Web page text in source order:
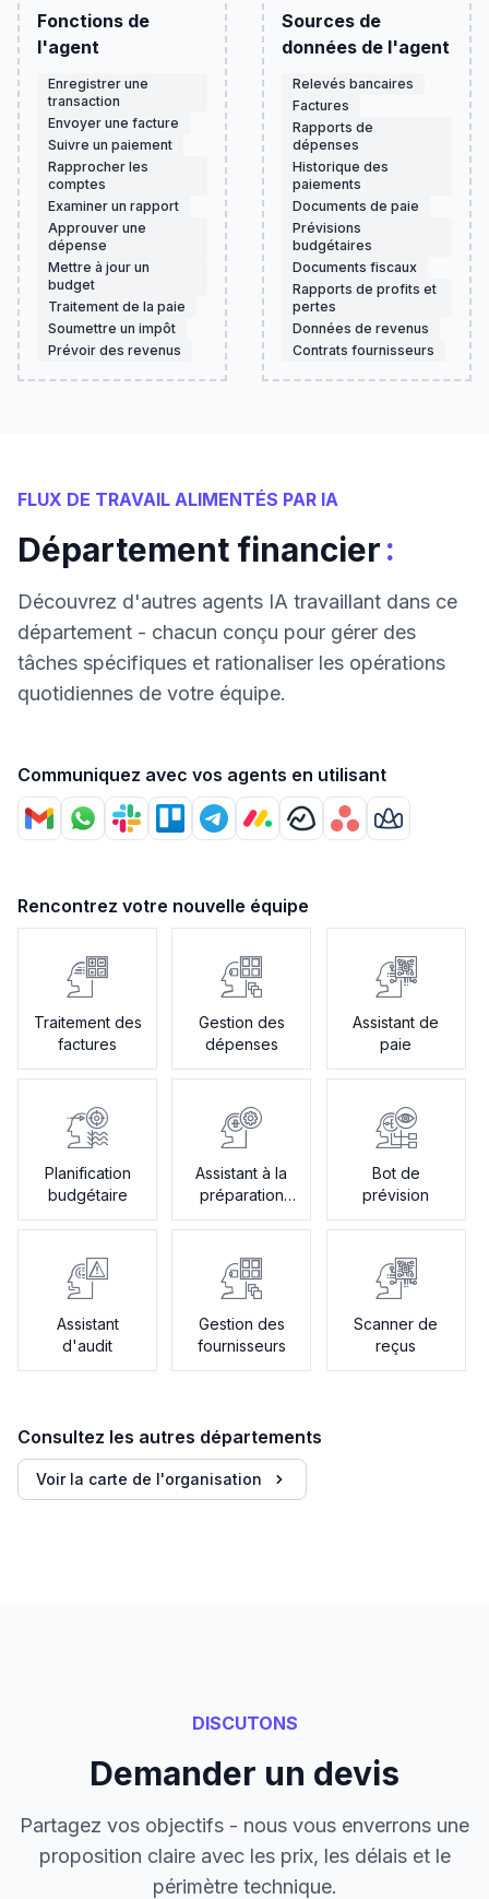
Fonctions de
l'agent
Enregistrer une
transaction
Envoyer une facture
Suivre un paiement
Rapprocher les
comptes
Examiner un rapport
Approuver une
dépense
Mettre à jour un
budget
Traitement de la paie
Soumettre un impôt
Prévoir des revenus
Sources de
données de l'agent
Relevés bancaires
Factures
Rapports de
dépenses
Historique des
paiements
Documents de paie
Prévisions
budgétaires
Documents fiscaux
Rapports de profits et
pertes
Données de revenus
Contrats fournisseurs
FLUX DE TRAVAIL ALIMENTÉS PAR IA
Département financier:
Découvrez d'autres agents IA travaillant dans ce
département - chacun conçu pour gérer des
tâches spécifiques et rationaliser les opérations
quotidiennes de votre équipe.
Communiquez avec vos agents en utilisant
Rencontrez votre nouvelle équipe
Traitement des
factures
Gestion des
dépenses
Assistant de
paie
Planification
budgétaire
Assistant à la
préparation
fiscale
Bot de
prévision
Assistant
d'audit
Gestion des
fournisseurs
Scanner de
reçus
Consultez les autres départements
Voir la carte de l'organisation
DISCUTONS
Demander un devis
Partagez vos objectifs - nous vous enverrons une
proposition claire avec les prix, les délais et le
périmètre technique.